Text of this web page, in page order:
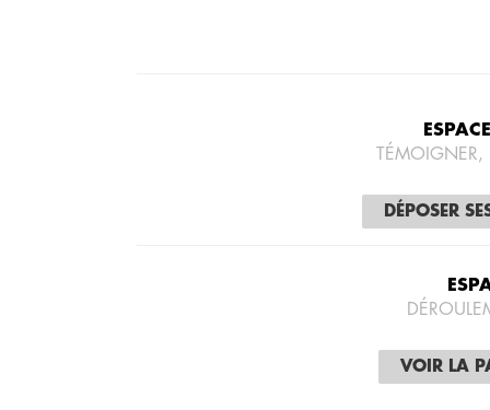
DÉPOSER
VOIR LA